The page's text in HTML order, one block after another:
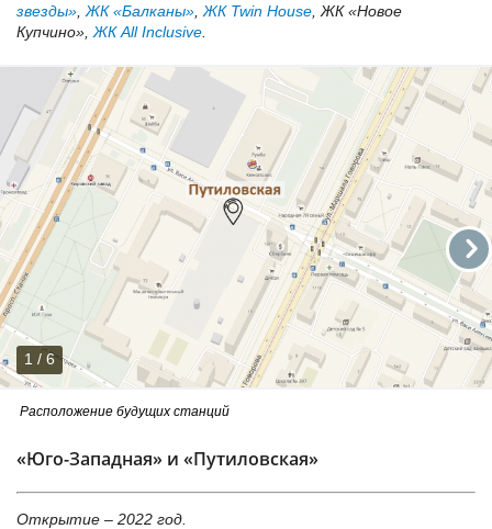
звезды» ЖК «Балканы» ЖК Twin House , ЖК «Новое
Купчино», ЖК All Inclusive
1 / 6
Расположение будущих станций
«Юго-Западная» и «Путиловская»
Открытие – 2022 год.